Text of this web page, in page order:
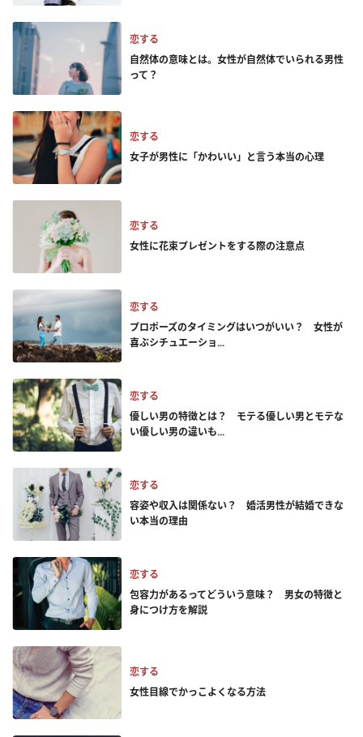
恋する
自然体の意味とは。女性が自然体でいられる男性
って？
恋する
女子が男性に「かわいい」と言う本当の心理
恋する
女性に花束プレゼントをする際の注意点
恋する
プロポーズのタイミングはいつがいい？ 女性が
喜ぶシチュエーショ...
恋する
優しい男の特徴とは？ モテる優しい男とモテな
い優しい男の違いも...
恋する
容姿や収入は関係ない？ 婚活男性が結婚できな
い本当の理由
恋する
包容力があるってどういう意味？ 男女の特徴と
身につけ方を解説
恋する
女性目線でかっこよくなる方法